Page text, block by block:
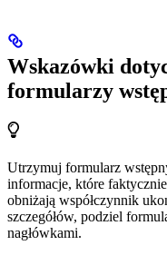
Wskazówki
formularzy
Utrzymuj formularz
informacje, które
obniżają współczynnik
szczegółów, podziel
nagłówkami.